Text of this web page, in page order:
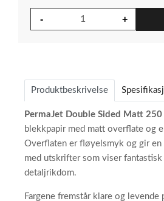
Produktbeskrivelse
PermaJet Double Sided Matt 250
blekkpapir med matt overflate og
Overflaten er fløyelsmyk og gir
med utskrifter som viser
detaljrikdom.
Fargene fremstår klare og levende